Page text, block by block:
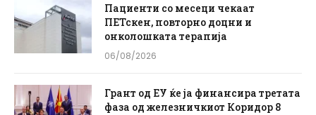
Пациенти со месеци чекаат
ПЕТскен, повторно доцни и
онколошката терапија
06/08/2026
Грант од ЕУ ќе ја финансира третата
фаза од железничкиот Коридор 8